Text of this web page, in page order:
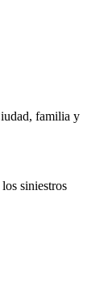
familia y
siniestros